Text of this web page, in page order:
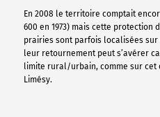
En 2008 le territoire comptait
600 en 1973) mais cette protection
prairies sont parfois localisées
leur retournement peut s’avérer
limite rural/urbain, comme sur cet
Limésy.